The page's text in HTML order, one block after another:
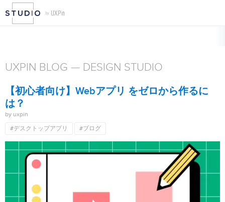
UXPIN BLOG — DESIGN STUDIO
【初心者向け】Webアプリ をゼロから作るに
は？
by uxpin
#デスクトップアプリ
#ブログ